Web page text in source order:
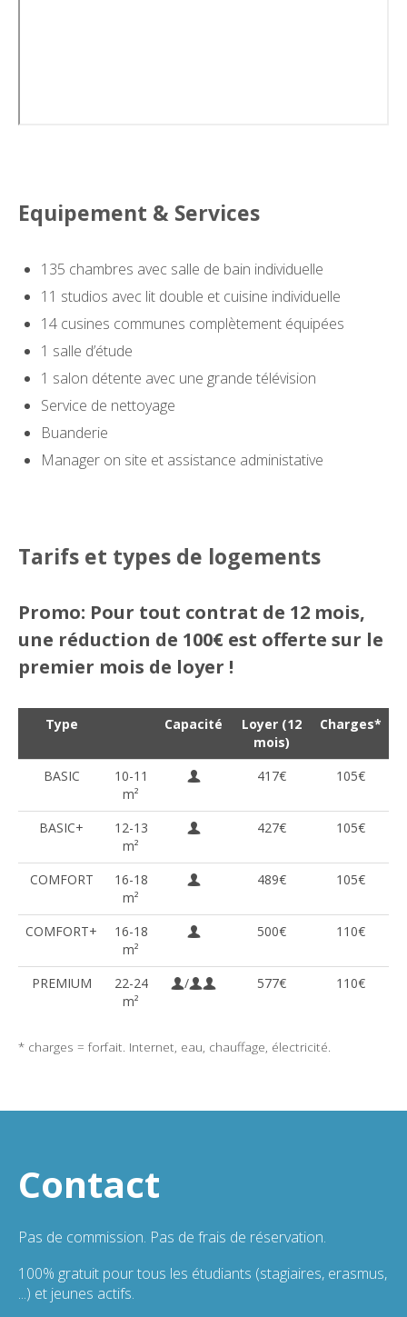
Equipement & Services
135 chambres avec salle de bain individuelle
11 studios avec lit double et cuisine individuelle
14 cusines communes complètement équipées
1 salle d’étude
1 salon détente avec une grande télévision
Service de nettoyage
Buanderie
Manager on site et assistance administative
Tarifs et types de logements
Promo: Pour tout contrat de 12 mois,
une réduction de 100€ est offerte sur le
premier mois de loyer !
Type Capacité
Loyer (12
mois)
Charges*
BASIC
10-11
m²
417€ 105€
BASIC+
12-13
m²
427€ 105€
COMFORT
16-18
m²
489€ 105€
COMFORT+
16-18
m²
500€ 110€
PREMIUM
22-24
m²
/ 577€ 110€
* charges = forfait. Internet, eau, chauffage, électricité.
Contact
Pas de commission. Pas de frais de réservation.
100% gratuit pour tous les étudiants (stagiaires, erasmus,
...) et jeunes actifs.